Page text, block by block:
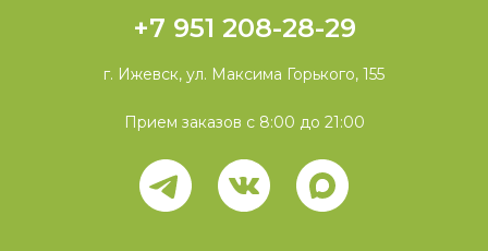
+7 951 208-28-29
г. Ижевск, ул. Максима Горького, 155
Прием заказов с 8:00 до 21:00